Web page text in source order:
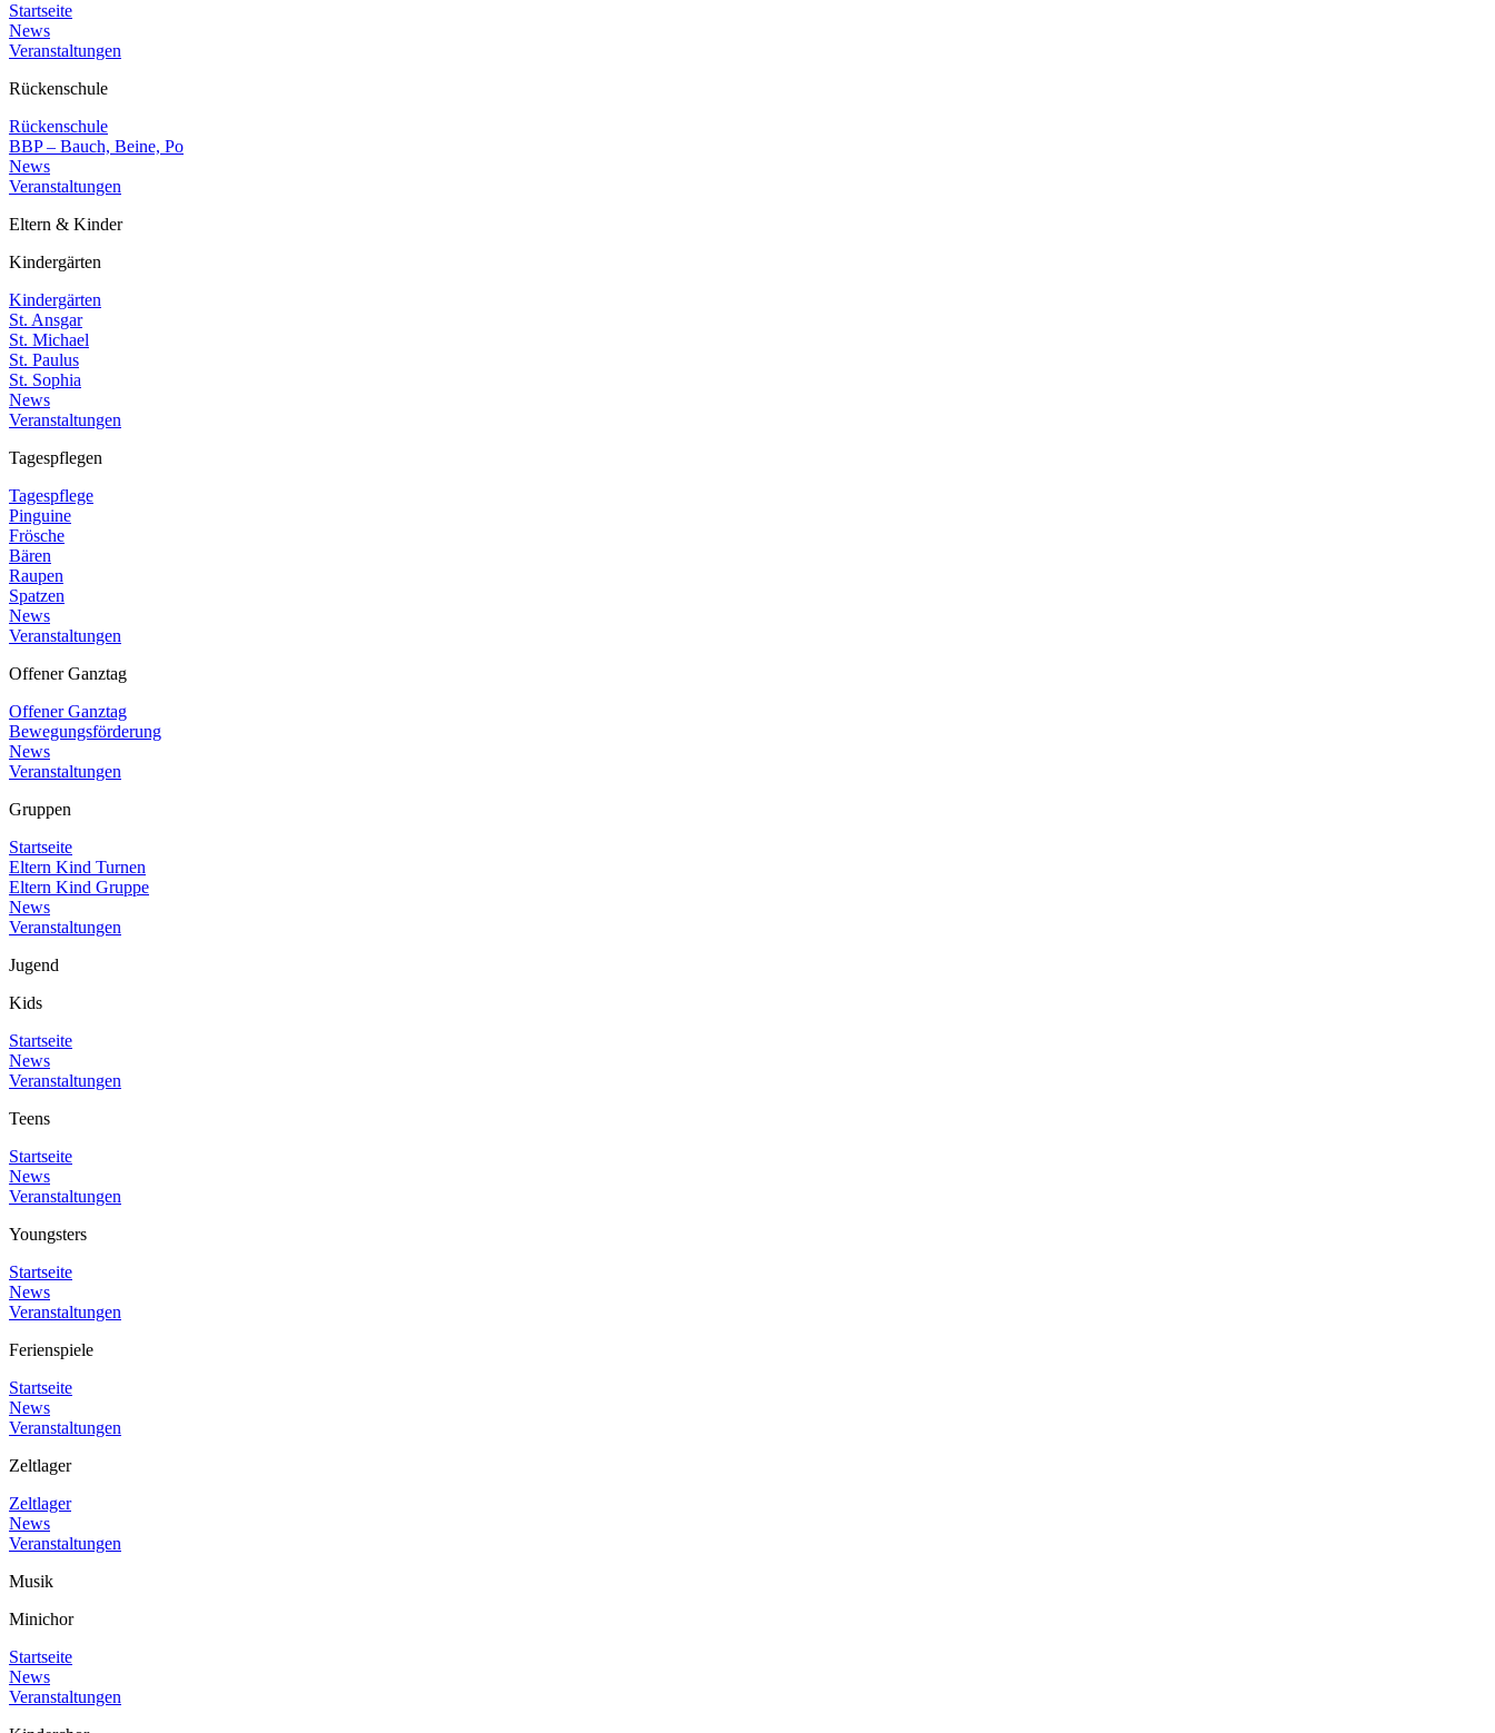
Startseite
News
Veranstaltungen
Rückenschule
Rückenschule
BBP – Bauch, Beine, Po
News
Veranstaltungen
Eltern & Kinder
Kindergärten
Kindergärten
St. Ansgar
St. Michael
St. Paulus
St. Sophia
News
Veranstaltungen
Tagespflegen
Tagespflege
Pinguine
Frösche
Bären
Raupen
Spatzen
News
Veranstaltungen
Offener Ganztag
Offener Ganztag
Bewegungsförderung
News
Veranstaltungen
Gruppen
Startseite
Eltern Kind Turnen
Eltern Kind Gruppe
News
Veranstaltungen
Jugend
Kids
Startseite
News
Veranstaltungen
Teens
Startseite
News
Veranstaltungen
Youngsters
Startseite
News
Veranstaltungen
Ferienspiele
Startseite
News
Veranstaltungen
Zeltlager
Zeltlager
News
Veranstaltungen
Musik
Minichor
Startseite
News
Veranstaltungen